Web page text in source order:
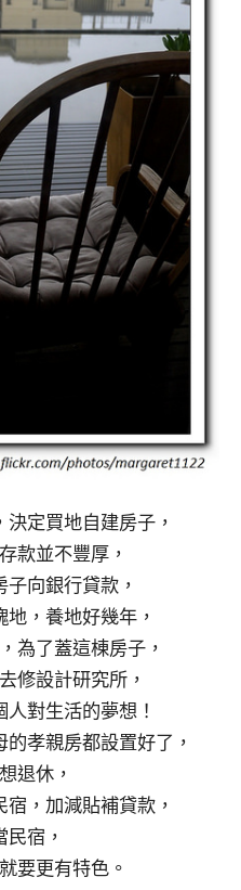
定買地自建房子，
款並不豐厚，
向銀行貸款，
地，養地好幾年，
為了蓋這棟房子，
修設計研究所，
對生活的夢想！
孝親房都設置好了，
退休，
，加減貼補貸款，
民宿，
要更有特色。